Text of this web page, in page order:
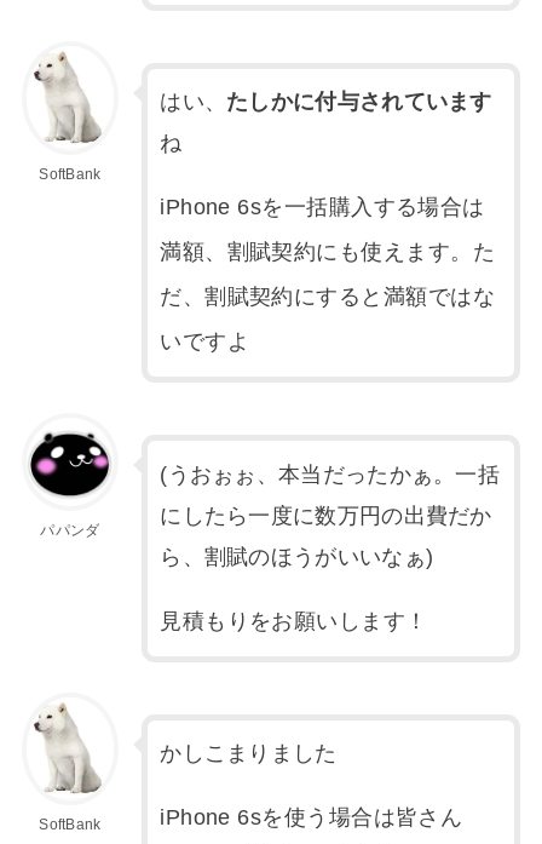
SoftBank
はい、 たしかに付与されています
ね
iPhone 6sを一括購入する場合は
満額、割賦契約にも使えます。た
だ、割賦契約にすると満額ではな
いですよ
パパンダ
(うおぉぉ、本当だったかぁ。一括
にしたら一度に数万円の出費だか
ら、割賦のほうがいいなぁ)
見積もりをお願いします！
SoftBank
かしこまりました
iPhone 6sを使う場合は皆さん